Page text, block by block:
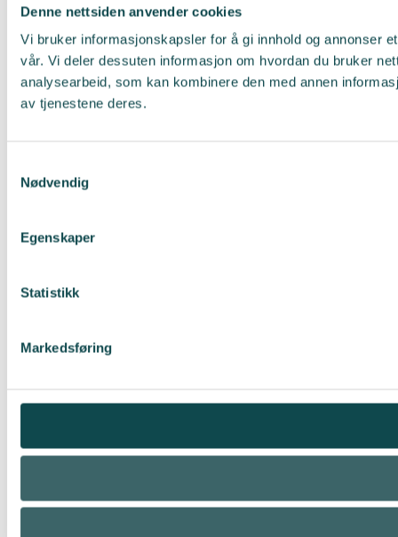
Denne nettsiden anvender cookies
Vi bruker informasjonskapsler for å gi innhold og annonser
vår. Vi deler dessuten informasjon om hvordan du bruker
analysearbeid, som kan kombinere den med annen
av tjenestene deres.
Nødvendig
Egenskaper
Statistikk
Markedsføring